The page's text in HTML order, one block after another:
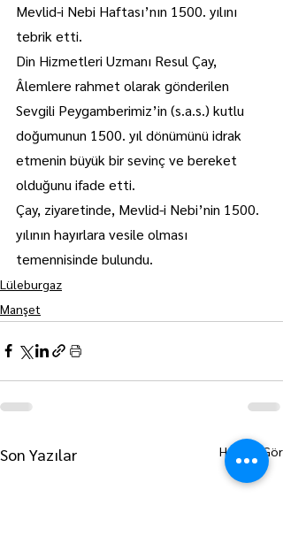
Mevlid-i Nebi Haftası’nın 1500. yılını
tebrik etti.
Din Hizmetleri Uzmanı Resul Çay,
Âlemlere rahmet olarak gönderilen
Sevgili Peygamberimiz’in (s.a.s.) kutlu
doğumunun 1500. yıl dönümünü idrak
etmenin büyük bir sevinç ve bereket
olduğunu ifade etti.
Çay, ziyaretinde, Mevlid-i Nebi’nin 1500.
yılının hayırlara vesile olması
temennisinde bulundu.
Lüleburgaz
Manşet
Son Yazılar Hepsini Gör